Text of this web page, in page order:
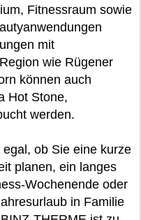
Fitnessraum sowie
mit
wie Rügener
können auch
Hot Stone,
werden.
egal, ob Sie eine kurze
planen, ein langes
Wochenende oder
in Familie